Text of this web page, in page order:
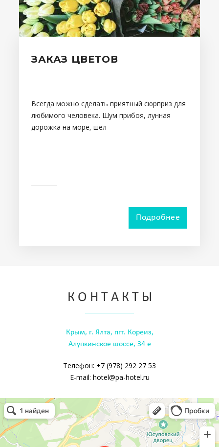
ЗАКАЗ ЦВЕТОВ
Всегда можно сделать приятный сюрприз для
любимого человека. Шум прибоя, лунная
дорожка на море, шел
Подробнее
К О Н Т А К Т Ы
Крым, г. Ялта, пгт. Кореиз,
Алупкинское шоссе, 34 е
Телефон: +7 (978) 292 27 53
E-mail: hotel@pa-hotel.ru